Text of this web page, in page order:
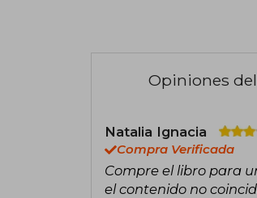
Opiniones
Natalia Ignacia
Compra Verificada
Compre el libro para
el contenido no